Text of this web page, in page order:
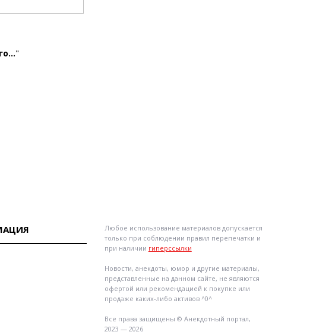
"
Любое использование материалов допускается
только при соблюдении правил перепечатки и
при наличии гиперссылки
Новости, анекдоты, юмор и другие материалы,
представленные на данном сайте, не являются
офертой или рекомендацией к покупке или
продаже каких-либо активов ^0^
Все права защищены © Анекдотный портал,
2023 — 2026